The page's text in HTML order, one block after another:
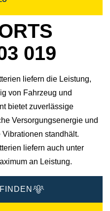
019
liefern die Leistung,
von Fahrzeug und
bietet zuverlässige
Versorgungsenergie und
standhält.
liefern auch unter
an Leistung.